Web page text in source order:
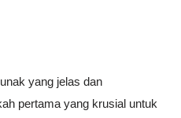
yang jelas dan
pertama yang krusial untuk